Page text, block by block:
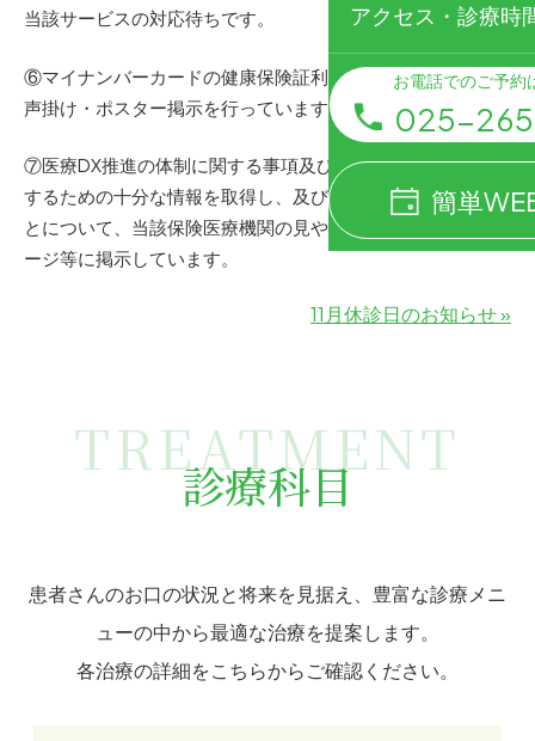
アクセス・診療時
お電話でのご予約
025-
簡単
当該サービスの対応待ちです。
⑥マイナンバーカードの健康保険証利用の使用について、お
声掛け・ポスター掲示を行っています。
⑦医療DX推進の体制に関する事項及び質の高い診療を実施
するための十分な情報を取得し、及び活用して診療を行うこ
とについて、当該保険医療機関の見やすい場所及びホームペ
ージ等に掲示しています。
ョ
11月休診日のお知らせ »
TREATMENT
診療科目
患者さんのお口の状況と将来を見据え、豊富な診療メニ
ューの中から最適な治療を提案します。
各治療の詳細をこちらからご確認ください。